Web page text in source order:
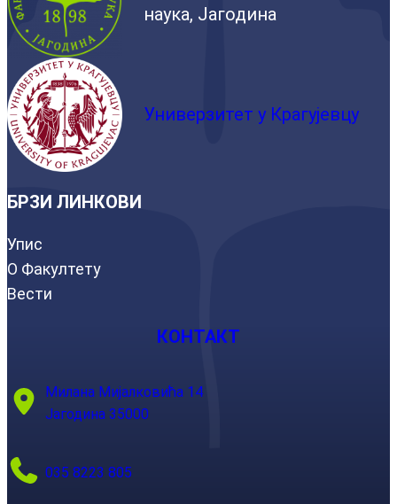
наука, Јагодина
Универзитет у Крагујевцу
БРЗИ ЛИНКОВИ
Упис
О Факултету
Вести
КОНТАКТ
Милана Мијалковића 14
Јагодина 35000
035 8223 805